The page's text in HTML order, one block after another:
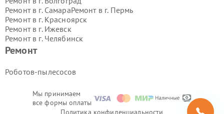
Мы принимаем
все формы оплаты
Ремонт
Роботов-пылесосов
Ремонт в г. СамараРемонт в г. Пермь
Ремонт в г. Красноярск
Ремонт в г. Ижевск
Ремонт в г. Челябинск
Ремонт в г.
Ремонт в г.
Ремонт в г.
Ремонт в г.Саратов
Ремонт в г. Тольятти
Ремонт в г. Хабаровск
Политика конфиденциальности